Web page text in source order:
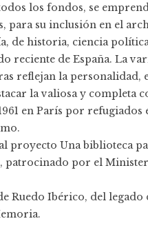
los fondos, se
su inclusión en el
de historia, ciencia
reciente de España. La
reflejan la personalidad,
la valiosa y
en París por refugiados
proyecto Una biblioteca
patrocinado por el